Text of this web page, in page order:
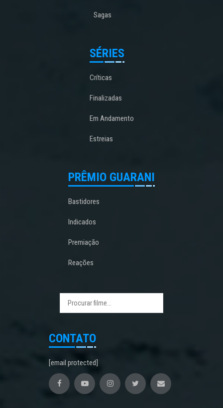
Sagas
SÉRIES
Críticas
Finalizadas
Em Andamento
Estreias
PRÊMIO GUARANI
Bastidores
Indicados
Premiação
Reações
CONTATO
[email protected]